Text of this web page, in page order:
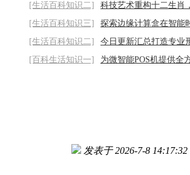
[生活百科知识二]
科技艺术重构十二生肖，以“虚实
[生活百科知识三]
探索边缘计算盒在智能时代的关
[生活百科知识二]
今日更新汇总打造专业形象，建
[百科生活知识一]
为微智能POS机提供全方位支
发表于 2026-7-8 14:17:32